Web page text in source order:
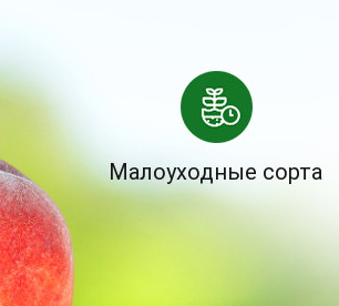
Малоуходные сорта